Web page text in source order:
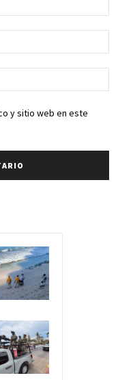
web:
y sitio web en este